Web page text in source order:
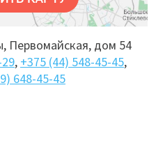
Первомайская, дом 54
, +375 (44) 548-45-45,
648-45-45